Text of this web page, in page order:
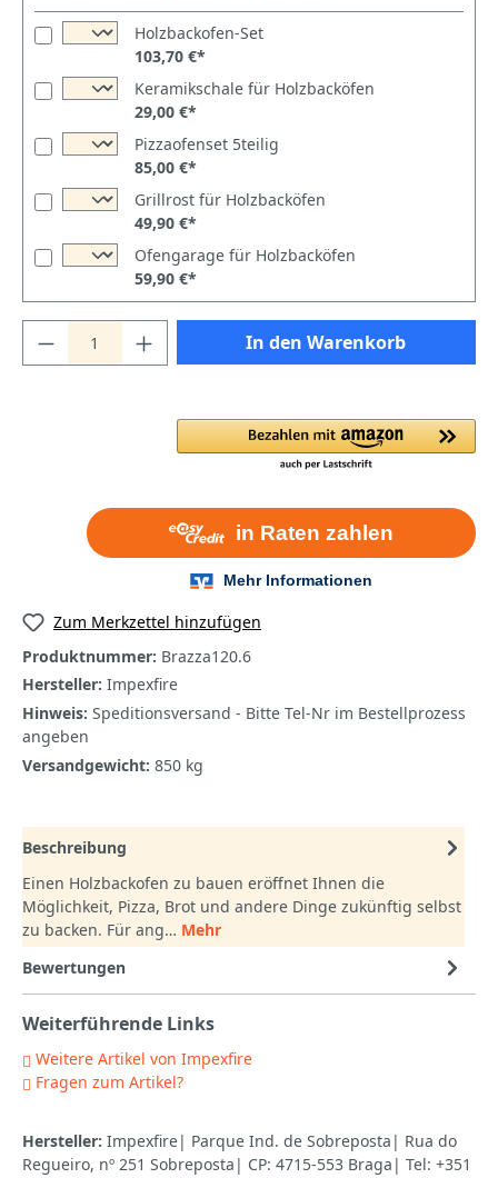
Holzbackofen-Set
103,70 €*
Keramikschale für Holzbacköfen
29,00 €*
Pizzaofenset 5teilig
85,00 €*
Grillrost für Holzbacköfen
49,90 €*
Ofengarage für Holzbacköfen
59,90 €*
In den Warenkorb
Zum Merkzettel hinzufügen
Produktnummer: Brazza120.6
Hersteller: Impexfire
Hinweis: Speditionsversand - Bitte Tel-Nr im Bestellprozess
angeben
Versandgewicht: 850 kg
Beschreibung
Einen Holzbackofen zu bauen eröffnet Ihnen die
Möglichkeit, Pizza, Brot und andere Dinge zukünftig selbst
zu backen. Für ang… Mehr
Bewertungen
Weiterführende Links
Weitere Artikel von Impexfire
Fragen zum Artikel?
Hersteller: Impexfire| Parque Ind. de Sobreposta| Rua do
Regueiro, nº 251 Sobreposta| CP: 4715-553 Braga| Tel: +351